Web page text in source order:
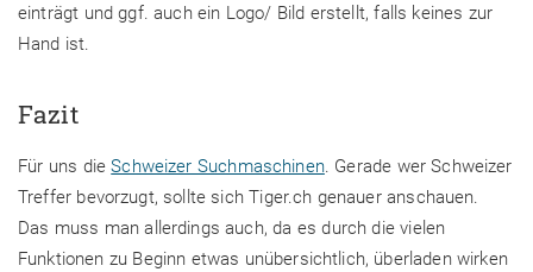
einträgt und ggf. auch ein Logo/ Bild erstellt, falls keines zur
Hand ist.
Fazit
Für uns dieSchweizer Suchmaschinen. Gerade wer Schweizer
Treffer bevorzugt, sollte sich Tiger.ch genauer anschauen.
Das muss man allerdings auch, da es durch die vielen
Funktionen zu Beginn etwas unübersichtlich, überladen wirken